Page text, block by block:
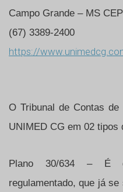
Campo Grande – MS
(67) 3389-2400
https://
O Tribunal de Contas
UNIMED CG em 02 tipos
Plano 30/634 – É
regulamentado, que já